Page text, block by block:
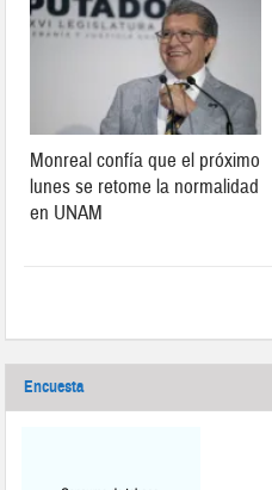
Monreal confía que el próximo
lunes se retome la normalidad
en UNAM
Encuesta